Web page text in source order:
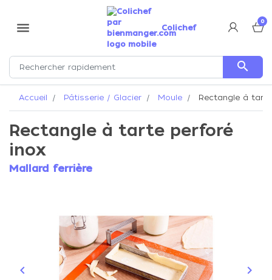
menu Colichef
0
search
Accueil Pâtisserie / Glacier Moule Rectangle à
Rectangle à tarte perforé
inox
Mallard ferrière
Précédent
keyboard_arrow_left keyboard_arrow_right